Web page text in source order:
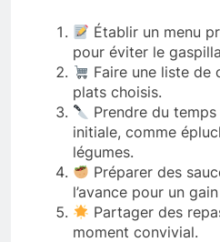
Établir un menu
pour éviter le
Faire une liste de
plats choisis.
Prendre du
initiale, comme
légumes.
Préparer des
l’avance pour un
Partager des
moment convivial.